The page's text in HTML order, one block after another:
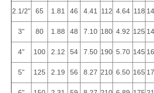
2.1/2" 65 1.81 46 4.41 112 4.64 118
3" 80 1.88 48 7.10 180 4.92 125
4" 100 2.12 54 7.50 190 5.70 145
5" 125 2.19 56 8.27 210 6.50 165